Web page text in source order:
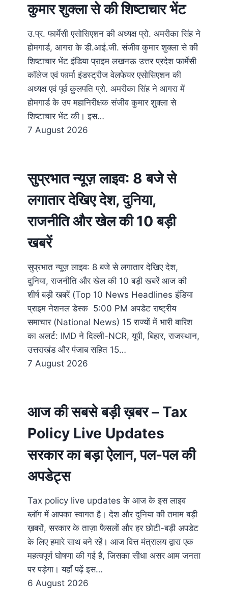
कुमार शुक्ला से की शिष्टाचार भेंट
उ.प्र. फार्मेसी एसोसिएशन की अध्यक्ष प्रो. अमरीका सिंह ने
होमगार्ड, आगरा के डी.आई.जी. संजीव कुमार शुक्ला से की
शिष्टाचार भेंट इंडिया प्राइम लखनऊ उत्तर प्रदेश फार्मेसी
कॉलेज एवं फार्मा इंडस्ट्रीज वेलफेयर एसोसिएशन की
अध्यक्ष एवं पूर्व कुलपति प्रो. अमरीका सिंह ने आगरा में
होमगार्ड के उप महानिरीक्षक संजीव कुमार शुक्ला से
शिष्टाचार भेंट की। इस…
7 August 2026
सुप्रभात न्यूज़ लाइव: 8 बजे से
लगातार देखिए देश, दुनिया,
राजनीति और खेल की 10 बड़ी
खबरें
सुप्रभात न्यूज़ लाइव: 8 बजे से लगातार देखिए देश,
दुनिया, राजनीति और खेल की 10 बड़ी खबरें आज की
शीर्ष बड़ी खबरें (Top 10 News Headlines इंडिया
प्राइम नेशनल डेस्क 5:00 PM अपडेट राष्ट्रीय
समाचार (National News) 15 राज्यों में भारी बारिश
का अलर्ट: IMD ने दिल्ली-NCR, यूपी, बिहार, राजस्थान,
उत्तराखंड और पंजाब सहित 15…
7 August 2026
आज की सबसे बड़ी ख़बर – Tax
Policy Live Updates
सरकार का बड़ा ऐलान, पल-पल की
अपडेट्स
Tax policy live updates के आज के इस लाइव
ब्लॉग में आपका स्वागत है। देश और दुनिया की तमाम बड़ी
ख़बरों, सरकार के ताज़ा फैसलों और हर छोटी-बड़ी अपडेट
के लिए हमारे साथ बने रहें। आज वित्त मंत्रालय द्वारा एक
महत्वपूर्ण घोषणा की गई है, जिसका सीधा असर आम जनता
पर पड़ेगा। यहाँ पढ़ें इस…
6 August 2026